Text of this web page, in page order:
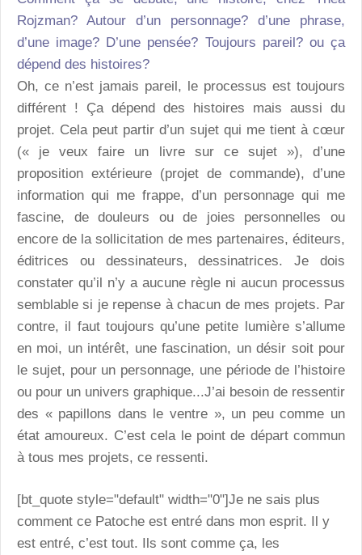
Rojzman? Autour d’un personnage? d’une phrase,
d’une image? D’une pensée? Toujours pareil? ou ça
dépend des histoires?
Oh, ce n’est jamais pareil, le processus est toujours
différent ! Ça dépend des histoires mais aussi du
projet. Cela peut partir d’un sujet qui me tient à cœur
(« je veux faire un livre sur ce sujet »), d’une
proposition extérieure (projet de commande), d’une
information qui me frappe, d’un personnage qui me
fascine, de douleurs ou de joies personnelles ou
encore de la sollicitation de mes partenaires, éditeurs,
éditrices ou dessinateurs, dessinatrices. Je dois
constater qu’il n’y a aucune règle ni aucun processus
semblable si je repense à chacun de mes projets. Par
contre, il faut toujours qu’une petite lumière s’allume
en moi, un intérêt, une fascination, un désir soit pour
le sujet, pour un personnage, une période de l’histoire
ou pour un univers graphique...J’ai besoin de ressentir
des « papillons dans le ventre », un peu comme un
état amoureux. C’est cela le point de départ commun
à tous mes projets, ce ressenti.
[bt_quote style="default" width="0"]Je ne sais plus
comment ce Patoche est entré dans mon esprit. Il y
est entré, c’est tout. Ils sont comme ça, les